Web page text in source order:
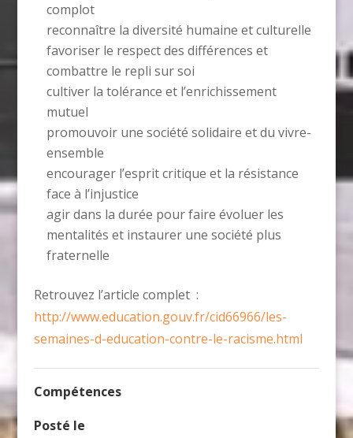
complot
reconnaître la diversité humaine et culturelle
favoriser le respect des différences et
combattre le repli sur soi
cultiver la tolérance et l’enrichissement
mutuel
promouvoir une société solidaire et du vivre-
ensemble
encourager l’esprit critique et la résistance
face à l’injustice
agir dans la durée pour faire évoluer les
mentalités et instaurer une société plus
fraternelle
Retrouvez l’article complet :
http://www.education.gouv.fr/cid66966/les-
semaines-d-education-contre-le-racisme.html
Compétences
Posté le